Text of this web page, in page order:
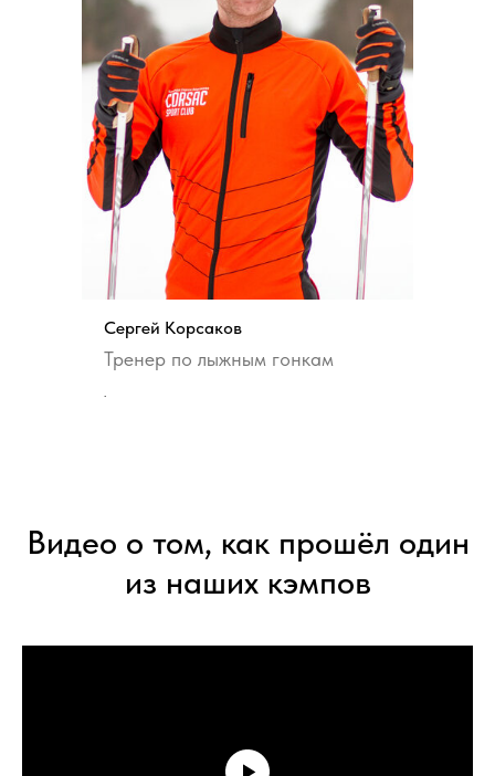
Сергей Корсаков
Тренер по лыжным гонкам
Видео о том, как прошёл один
из наших кэмпов